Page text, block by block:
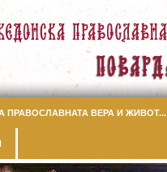
ПРАВОСЛАВНАТА ВЕРА И ЖИВОТ...